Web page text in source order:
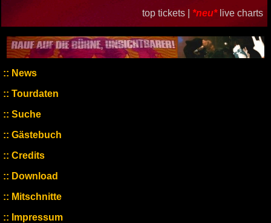
top tickets | *neu* live charts
News
Tourdaten
Suche
Gästebuch
Credits
Download
Mitschnitte
Impressum